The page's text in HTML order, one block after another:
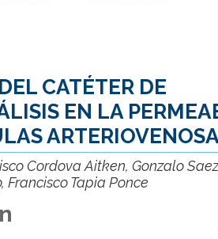
CATÉTER DE
EN LA
Cordova Aitken, Gonzalo
Francisco Tapia Ponce